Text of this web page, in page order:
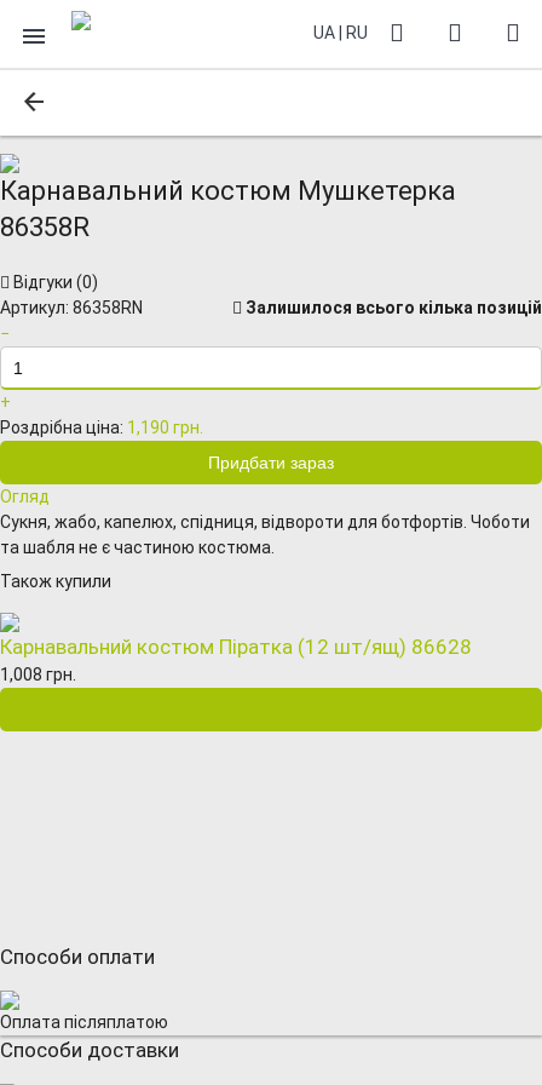
UA RU
Карнавальний костюм Мушкетерка
86358R
Відгуки (0)
Артикул: 86358RN
Залишилося всього кілька позицій
−
+
Роздрібна ціна: 1,190 грн.
Огляд
Сукня, жабо, капелюх, спідниця, відвороти для ботфортів. Чоботи
та шабля не є частиною костюма.
Також купили
Карнавальний костюм Піратка (12 шт/ящ) 86628
1,008 грн.
Способи оплати
Оплата післяплатою
Способи доставки